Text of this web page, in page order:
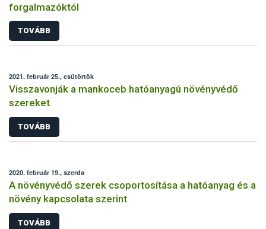
forgalmazóktól
TOVÁBB
2021. február 25., csütörtök
Visszavonják a mankoceb hatóanyagú növényvédő
szereket
TOVÁBB
2020. február 19., szerda
A növényvédő szerek csoportosítása a hatóanyag és a
növény kapcsolata szerint
TOVÁBB